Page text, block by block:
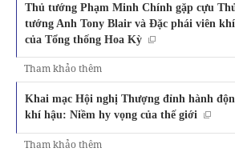
Thủ tướng Phạm Minh Chính gặp cựu
tướng Anh Tony Blair và Đặc phái viên
của Tổng thống Hoa Kỳ
Tham khảo thêm
Khai mạc Hội nghị Thượng đỉnh hành
khí hậu: Niềm hy vọng của thế giới
Tham khảo thêm